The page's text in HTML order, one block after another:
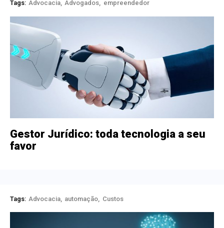
Tags: Advocacia Advogados empreendedor
Gestor Jurídico: toda tecnologia a seu
favor
Tags: Advocacia automação Custos